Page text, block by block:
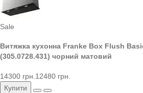
Sale
Витяжка кухонна Franke Box Flush
(305.0728.431) чорний матовий
14300 грн. 12480 грн.
Купити